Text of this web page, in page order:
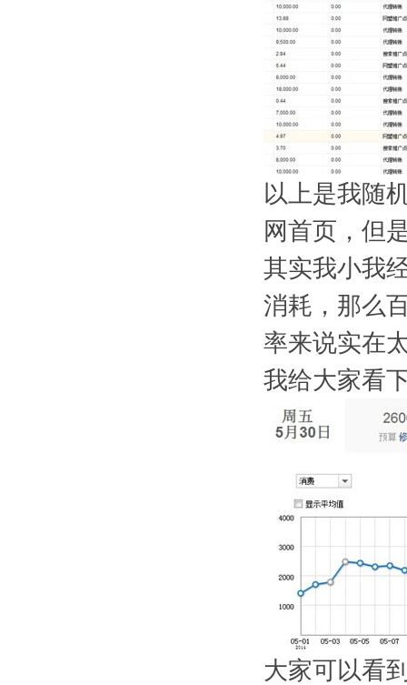
以上是我随
网首页，但
其实我小我
消耗，那么
率来说实在
我给大家看
大家可以看